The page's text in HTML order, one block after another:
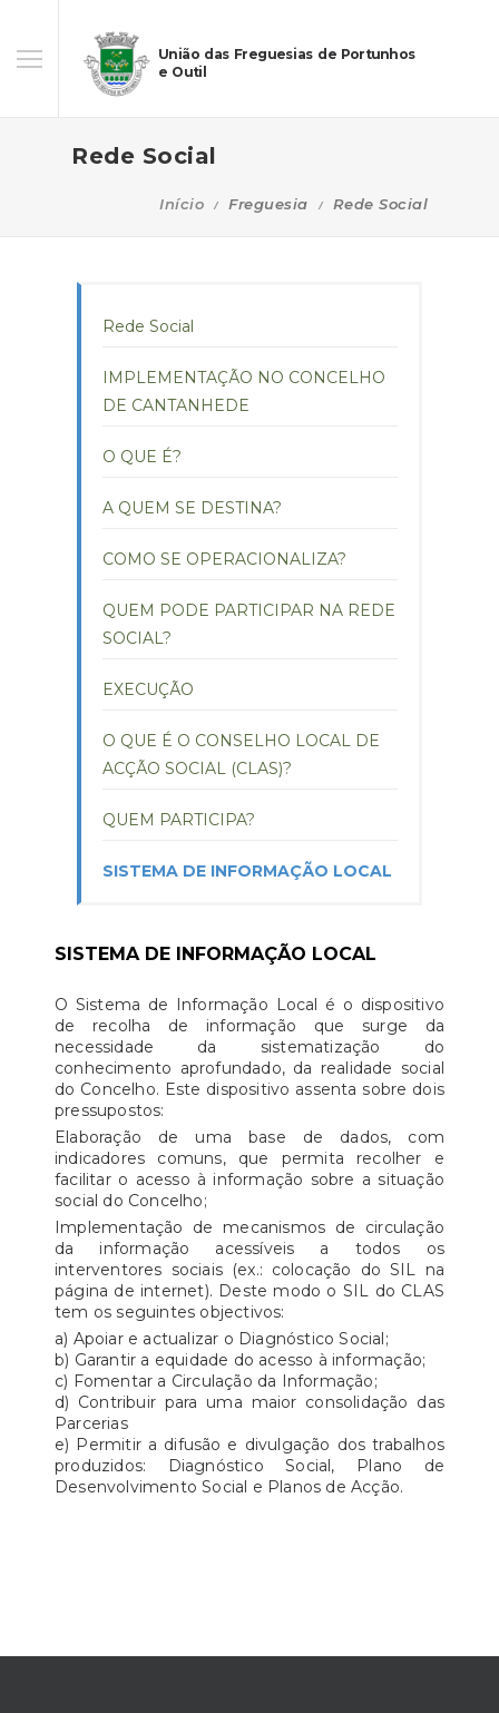
União das Freguesias de Portunhos
e Outil
Rede Social
Início Freguesia Rede Social
Rede Social
IMPLEMENTAÇÃO NO CONCELHO
DE CANTANHEDE
O QUE É?
A QUEM SE DESTINA?
COMO SE OPERACIONALIZA?
QUEM PODE PARTICIPAR NA REDE
SOCIAL?
EXECUÇÃO
O QUE É O CONSELHO LOCAL DE
ACÇÃO SOCIAL (CLAS)?
QUEM PARTICIPA?
SISTEMA DE INFORMAÇÃO LOCAL
SISTEMA DE INFORMAÇÃO LOCAL
O Sistema de Informação Local é o dispositivo
de recolha de informação que surge da
necessidade da sistematização do
conhecimento aprofundado, da realidade social
do Concelho. Este dispositivo assenta sobre dois
pressupostos:
Elaboração de uma base de dados, com
indicadores comuns, que permita recolher e
facilitar o acesso à informação sobre a situação
social do Concelho;
Implementação de mecanismos de circulação
da informação acessíveis a todos os
interventores sociais (ex.: colocação do SIL na
página de internet). Deste modo o SIL do CLAS
tem os seguintes objectivos:
a) Apoiar e actualizar o Diagnóstico Social;
b) Garantir a equidade do acesso à informação;
c) Fomentar a Circulação da Informação;
d) Contribuir para uma maior consolidação das
Parcerias
e) Permitir a difusão e divulgação dos trabalhos
produzidos: Diagnóstico Social, Plano de
Desenvolvimento Social e Planos de Acção.